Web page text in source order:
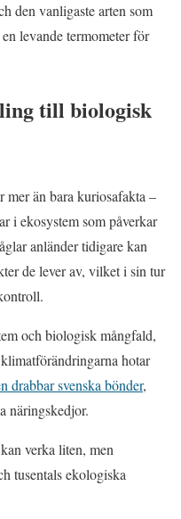
den vanligaste arten som
levande termometer för
till biologisk
mer än bara kuriosafakta –
i ekosystem som påverkar
anländer tidigare kan
de lever av, vilket i sin tur
och biologisk mångfald,
hotar
drabbar svenska bönder,
näringskedjor.
verka liten, men
tusentals ekologiska